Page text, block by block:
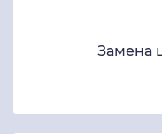
Замена